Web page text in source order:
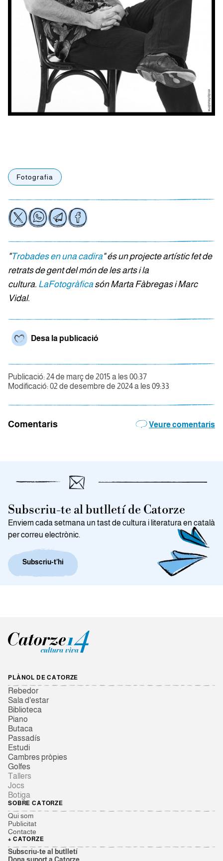
Fotografia
"Trobades en una cadira" és un projecte artístic fet de
retrats de gent del món de les arts i la
cultura. LaFotogràficasón Marta Fàbregas i Marc
Vidal.
Desa la publicació
Publicació: 24 de març de 2015 a les 00:37
Modificació: 02 de desembre de 2024 a les 09:33
Comentaris Veure comentaris
Subscriu-te al butlletí de Catorze
Enviem cada setmana un tast de cultura i literatura en català
per correu electrònic.
Subscriu-t’hi
PLÀNOL DE CATORZE
Rebedor
Sala d'estar
Biblioteca
Piano
Butaca
Passadís
Estudi
Cambres pròpies
Golfes
Tallers
Jocs
Botiga
SOBRE CATORZE
Qui som
Publicitat
Contacte
+ CATORZE
Subscriu-te al butlletí